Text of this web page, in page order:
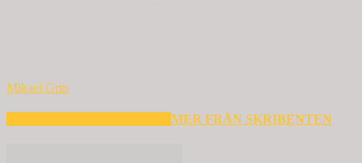
Mikael Grip
MER FRÅN SKRIBENTEN